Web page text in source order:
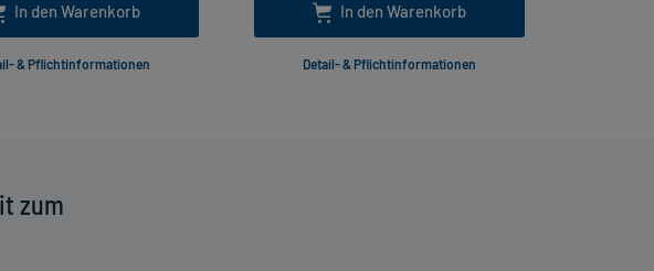
zum
In den Warenkorb
& Pflichtinformationen
In den Warenkorb
Detail- & Pflichtinformationen